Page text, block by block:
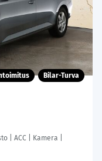
Bilar-Turva
| ACC | Kamera |